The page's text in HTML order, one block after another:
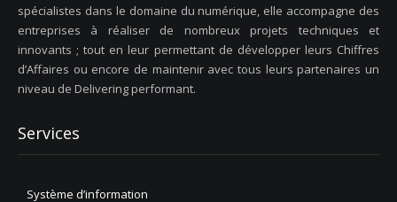
spécialistes dans le domaine du numérique, elle accompagne des
entreprises à réaliser de nombreux projets techniques et
innovants ; tout en leur permettant de développer leurs Chiffres
d’Affaires ou encore de maintenir avec tous leurs partenaires un
niveau de Delivering performant.
Services
Système d’information